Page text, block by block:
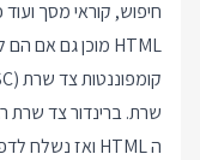
חיפוש, קוראי מסך
HTML מוכן גם אם הם לא מריצים JavaScript.
שרת. ברינדור צד שרת